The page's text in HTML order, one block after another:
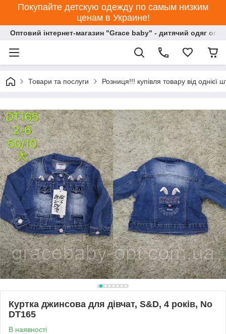
Покупайте детскую одежду по самым низким
ценам в Украине!
Оптовий інтернет-магазин "Grace baby" - дитячий одяг
Товари та послуги Розниця!!! купівля товару від однієї
Куртка джинсова для дівчат, S&D, 4 років, No
DT165
В наявності